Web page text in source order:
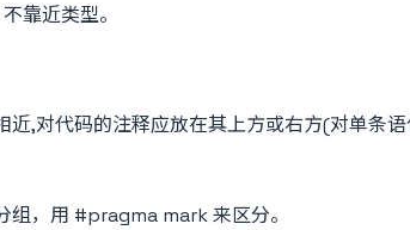
靠近类型。
近,对代码的注释应放在其上方或右方(对单条语
组，用 #pragma mark 来区分。